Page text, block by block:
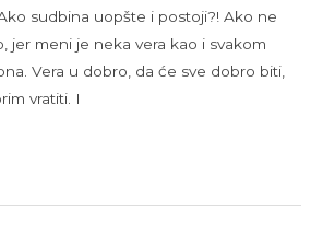
sudbina uopšte i postoji?! Ako ne
jer meni je neka vera kao i svakom
Vera u dobro, da će sve dobro biti,
vratiti. I